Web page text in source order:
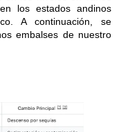
los estados andinos
A continuación, se
embalses de nuestro